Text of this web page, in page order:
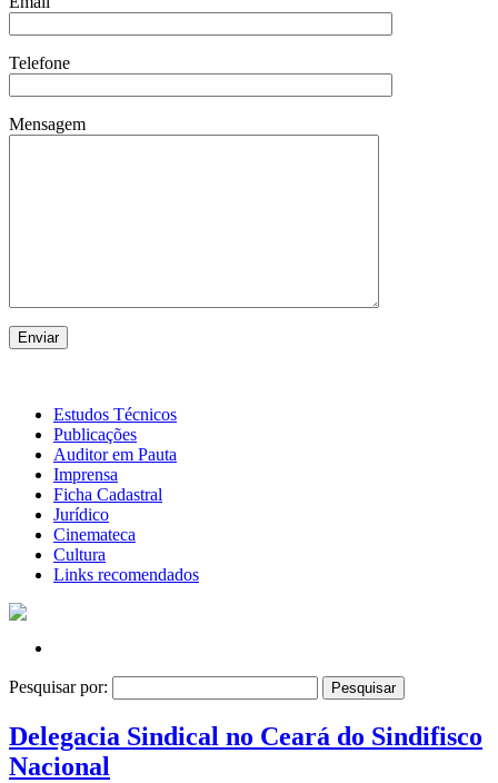
Telefone
Mensagem
Estudos Técnicos
Publicações
Auditor em Pauta
Imprensa
Ficha Cadastral
Jurídico
Cinemateca
Cultura
Links recomendados
Pesquisar por:
Delegacia Sindical no Ceará do Sindifisco
Nacional